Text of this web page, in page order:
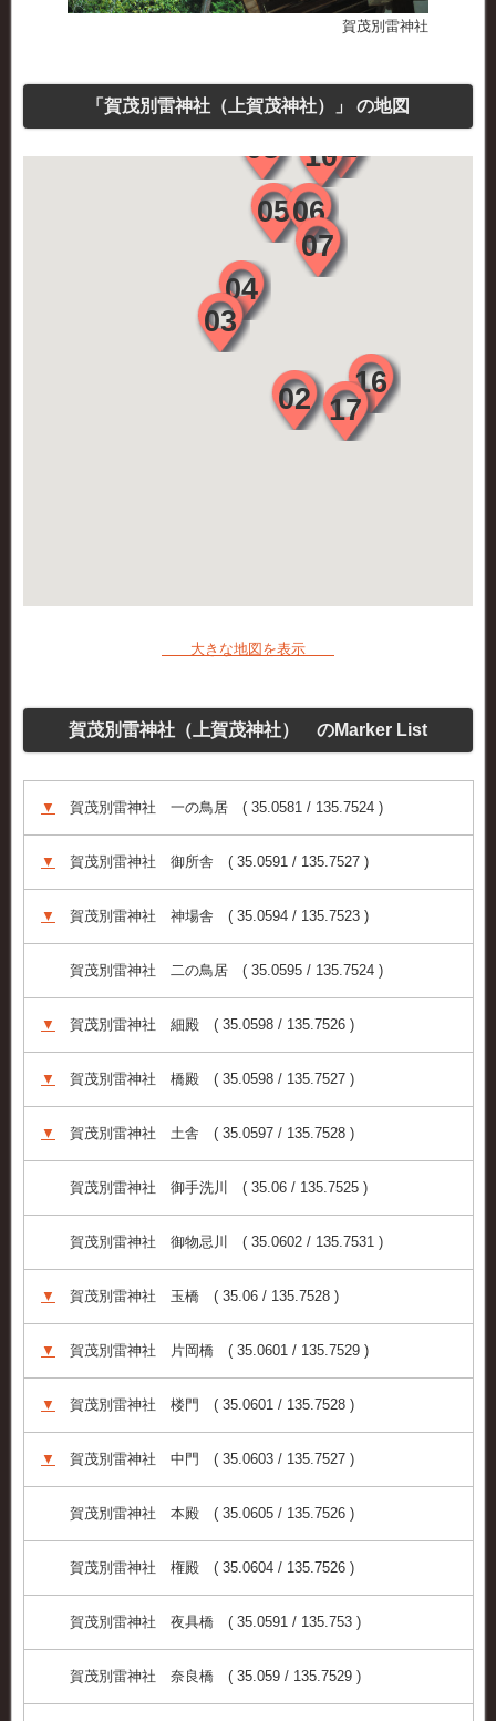
賀茂別雷神社
「賀茂別雷神社（上賀茂神社）」 の地図
大きな地図を表示
賀茂別雷神社（上賀茂神社） のMarker List
▼ 賀茂別雷神社 一の鳥居 ( 35.0581 / 135.7524 )
▼ 賀茂別雷神社 御所舎 ( 35.0591 / 135.7527 )
▼ 賀茂別雷神社 神場舎 ( 35.0594 / 135.7523 )
賀茂別雷神社 二の鳥居 ( 35.0595 / 135.7524 )
▼ 賀茂別雷神社 細殿 ( 35.0598 / 135.7526 )
▼ 賀茂別雷神社 橋殿 ( 35.0598 / 135.7527 )
▼ 賀茂別雷神社 土舎 ( 35.0597 / 135.7528 )
賀茂別雷神社 御手洗川 ( 35.06 / 135.7525 )
賀茂別雷神社 御物忌川 ( 35.0602 / 135.7531 )
▼ 賀茂別雷神社 玉橋 ( 35.06 / 135.7528 )
▼ 賀茂別雷神社 片岡橋 ( 35.0601 / 135.7529 )
▼ 賀茂別雷神社 楼門 ( 35.0601 / 135.7528 )
▼ 賀茂別雷神社 中門 ( 35.0603 / 135.7527 )
賀茂別雷神社 本殿 ( 35.0605 / 135.7526 )
賀茂別雷神社 権殿 ( 35.0604 / 135.7526 )
賀茂別雷神社 夜具橋 ( 35.0591 / 135.753 )
賀茂別雷神社 奈良橋 ( 35.059 / 135.7529 )